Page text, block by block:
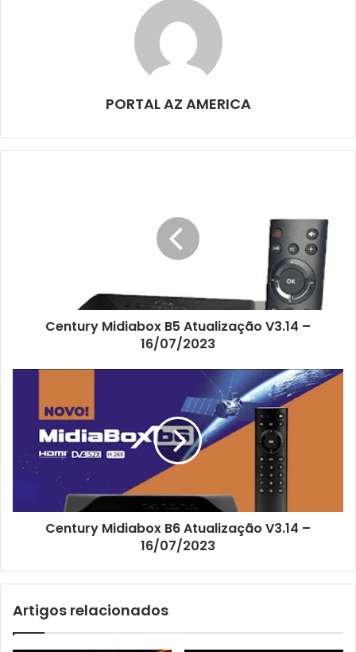
PORTAL AZ AMERICA
Century Midiabox B5 Atualização V3.14 –
16/07/2023
Century Midiabox B6 Atualização V3.14 –
16/07/2023
Artigos relacionados